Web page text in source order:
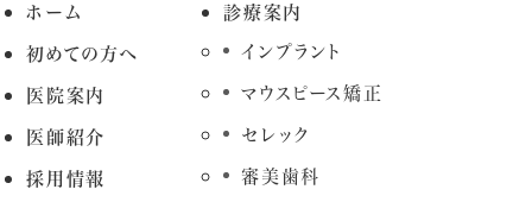
ホーム
初めての方へ
医院案内
医師紹介
採用情報
診療案内
インプラント
マウスピース矯正
セレック
審美歯科